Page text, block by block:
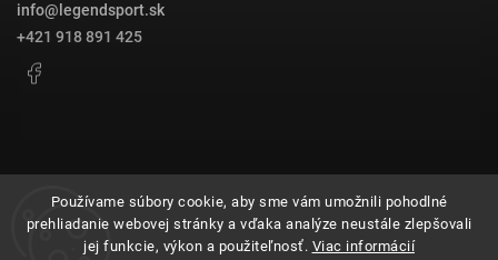
Používame súbory cookie, aby sme vám umožnili pohodlné
prehliadanie webovej stránky a vďaka analýze neustále zlepšovali
jej funkcie, výkon a použiteľnosť. Viac informácií
info@ legendsport.sk
+421 918 891 425
Copyright 2026legendsport.sk. Všetky práva vyhradené.